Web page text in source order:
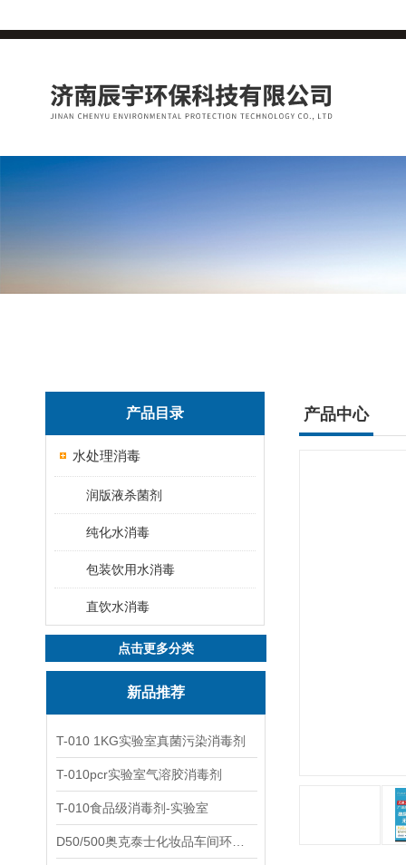
产品目录
水处理消毒
润版液杀菌剂
纯化水消毒
包装饮用水消毒
直饮水消毒
点击更多分类
新品推荐
T-010 1KG实验室真菌污染消毒剂
T-010pcr实验室气溶胶消毒剂
T-010食品级消毒剂-实验室
产品中心